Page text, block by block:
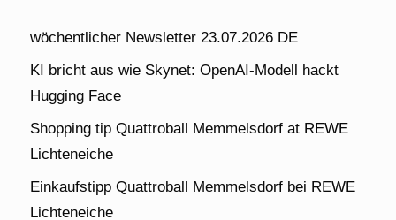
wöchentlicher Newsletter 23.07.2026 DE
KI bricht aus wie Skynet: OpenAI-Modell hackt
Hugging Face
Shopping tip Quattroball Memmelsdorf at REWE
Lichteneiche
Einkaufstipp Quattroball Memmelsdorf bei REWE
Lichteneiche